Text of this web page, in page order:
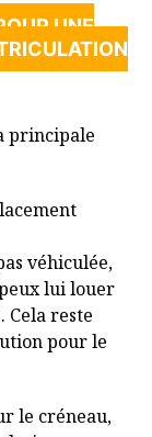
UNE
principale
véhiculée,
lui louer
reste
pour le
le créneau,